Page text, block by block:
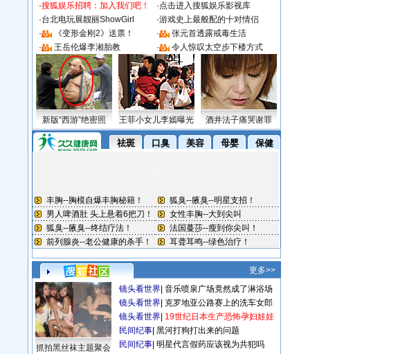
·搜狐娱乐招聘：加入我们吧！ ·点击进入搜狐娱乐影视库
·台北电玩展靓丽ShowGirl ·游戏史上最般配的十对情侣
·
《变形金刚2》送票！ ·
张元首透露戒毒生活
·
王岳伦爆李湘胎教 · 令人惊叹太空步下楼方式
新版“西游”绝密照 王菲小女儿李嫣曝光 酒井法子痛哭谢罪
更多>>
抓拍黑丝袜主题聚会
镜头看世界 音乐喷泉广场竟然成了淋浴场
镜头看世界 克罗地亚公路赛上的洗车女郎
镜头看世界 19世纪日本生产恐怖孕妇娃娃
民间纪事 黑河打狗打出来的问题
民间纪事 明星代言假药应该视为共犯吗